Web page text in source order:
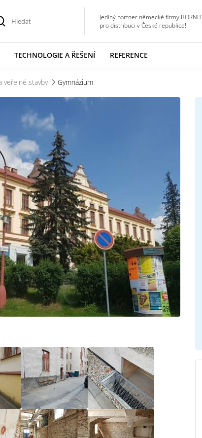
Jediný partner německé firmy BORNIT
pro distribuci v České republice!
TECHNOLOGIE A ŘEŠENÍ REFERENCE
veřejné stavby Gymnázium